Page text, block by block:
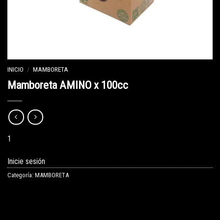
INICIO / MAMBORETA
Mamboreta AMINO x 100cc
1
Inicie sesión
Categoría: MAMBORETA